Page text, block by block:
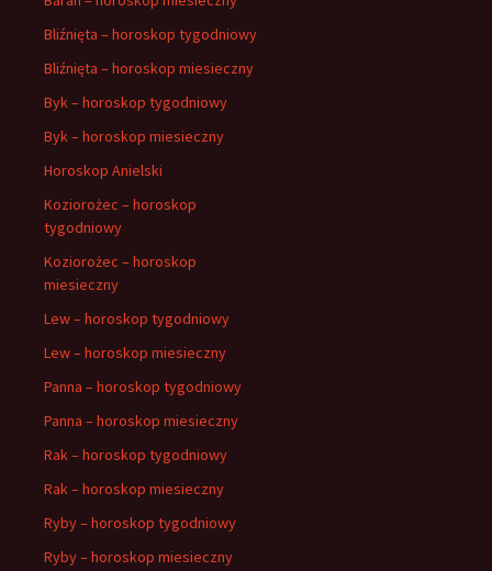
Bliźnięta – horoskop tygodniowy
Bliźnięta – horoskop miesieczny
Byk – horoskop tygodniowy
Byk – horoskop miesieczny
Horoskop Anielski
Koziorożec – horoskop
tygodniowy
Koziorożec – horoskop
miesieczny
Lew – horoskop tygodniowy
Lew – horoskop miesieczny
Panna – horoskop tygodniowy
Panna – horoskop miesieczny
Rak – horoskop tygodniowy
Rak – horoskop miesieczny
Ryby – horoskop tygodniowy
Ryby – horoskop miesieczny